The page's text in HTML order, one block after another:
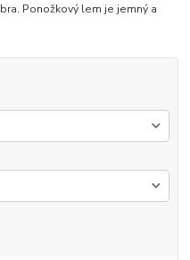
Ponožkový lem je jemný a